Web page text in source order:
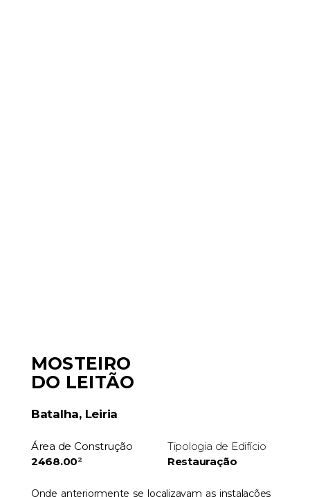
MOSTEIRO
DO LEITÃO
Batalha, Leiria
Área de Construção
2468.00²
Tipologia de Edifício
Restauração
Onde anteriormente se localizavam as instalações